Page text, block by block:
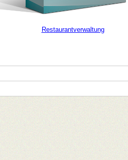
Restaurantverwaltung